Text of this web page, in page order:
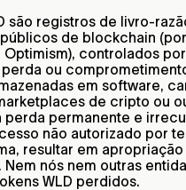
são registros de livro-
de blockchain
Optimism), controlados
perda ou
em software,
de cripto ou
perda permanente e
não autorizado por
resultar em
Nem nós nem outras
WLD perdidos.